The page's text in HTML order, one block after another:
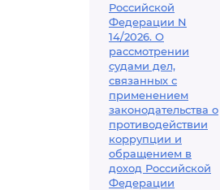
Российской
Федерации N
14/2026. О
рассмотрении
судами дел,
связанных с
применением
законодательства о
противодействии
коррупции и
обращением в
доход Российской
Федерации